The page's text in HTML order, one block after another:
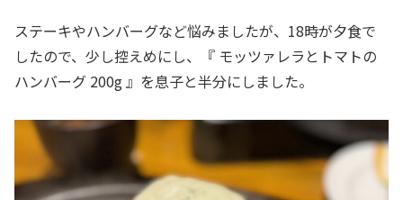
ステーキやハンバーグなど悩みましたが、18時が夕食で
したので、少し控えめにし、『 モッツァレラとトマトの
ハンバーグ 200g 』を息子と半分にしました。